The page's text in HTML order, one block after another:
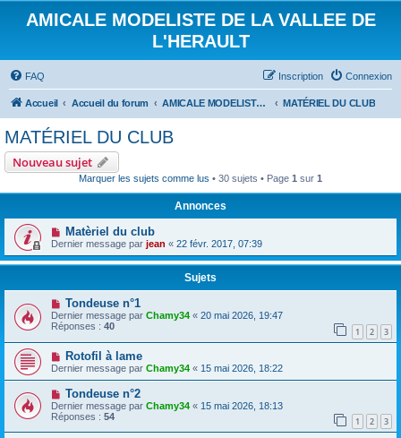
AMICALE MODELISTE DE LA VALLEE DE
L'HERAULT
FAQ Connexion
Inscription
Accueil Accueil du forum AMICALE MODELISTE DE LA VALLEE DE L'HERAULT MATÉRIEL DU CLUB
MATÉRIEL DU CLUB
Nouveau sujet
Marquer les sujets comme lus • 30 sujets • Page 1 sur 1
Annonces
Matèriel du club
Dernier message par jean « 22 févr. 2017, 07:39
Sujets
Tondeuse n°1
Dernier message par Chamy34 « 20 mai 2026, 19:47
Réponses : 40 1 2 3
Rotofil à lame
Dernier message par Chamy34 « 15 mai 2026, 18:22
Tondeuse n°2
Dernier message par Chamy34 « 15 mai 2026, 18:13
Réponses : 54 1 2 3